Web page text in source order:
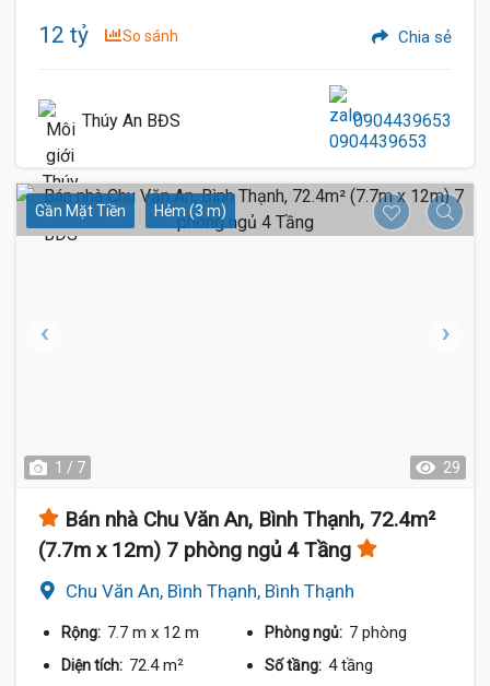
12 tỷ So sánh Chia sẻ
Thúy An BĐS 0904439653
Gần Mặt Tiền Hẻm (3 m)
1 / 7 29
Bán nhà Chu Văn An, Bình Thạnh, 72.4m²
(7.7m x 12m) 7 phòng ngủ 4 Tầng
Chu Văn An, Bình Thạnh, Bình Thạnh
Rộng: 7.7 m x 12 m Phòng ngủ: 7 phòng
Diện tích: 72.4 m² Số tầng: 4 tầng